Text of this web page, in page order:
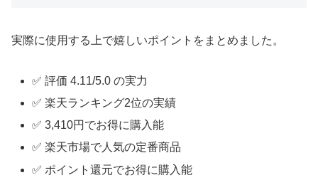
実際に使用する上で嬉しいポイントをまとめました。
✅ 評価 4.11/5.0 の実力
✅ 楽天ランキング2位の実績
✅ 3,410円でお得に購入能
✅ 楽天市場で人気の定番商品
✅ ポイント還元でお得に購入能